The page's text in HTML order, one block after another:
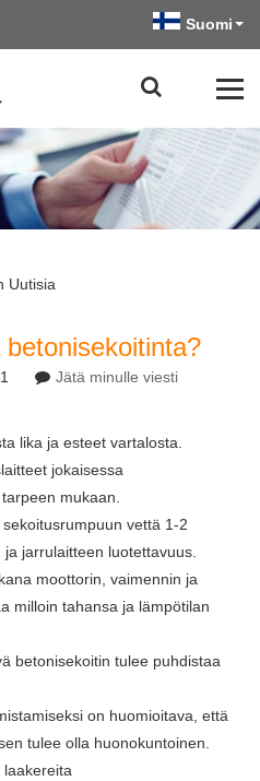
Suomi
Uutisia
1 Jätä minulle viesti
lika ja esteet vartalosta.
jokaisessa
mukaan.
vettä 1-2
jarrulaitteen luotettavuus.
moottorin, vaimennin ja
milloin tahansa ja lämpötilan
betonisekoitin tulee puhdistaa
on huomioitava, että
tulee olla huonokuntoinen.
laakereita